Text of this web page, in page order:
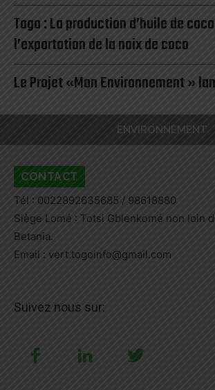
Togo : La production d’huile de
l’exportation de la noix de coco
Le Projet «Mon Environnement »
ENVIRONNEMENT
CONTACT
Tél : 0022892635685 / 98618880
Siège Lomé : Totsi Gblenkomé non loin
Betania.
Email : vert.togoinfo@gmail.com
Suivez nous sur: